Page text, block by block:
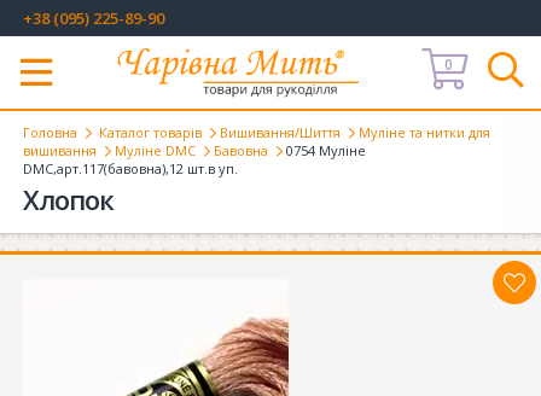
+38 (095) 225-89-90
Меню
0
Головна Каталог товарів Вишивання/Шиття
Муліне та нитки для
вишивання
Муліне DMC Бавовна
0754 Муліне
DMC,арт.117(бавовна),12 шт.в уп.
Хлопок